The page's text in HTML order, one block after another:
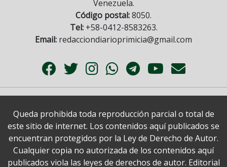
Venezuela.
Código postal:8050.
Tel:+58-0412-8583263.
Email: redacciondiarioprimicia@gmail.com
Queda prohibida toda reproducción parcial o total de
este sitio de internet. Los contenidos aquí publicados se
encuentran protegidos por la Ley de Derecho de Autor.
Cualquier copia no autorizada de los contenidos aquí
publicados viola las leyes de derechos de autor. Editorial